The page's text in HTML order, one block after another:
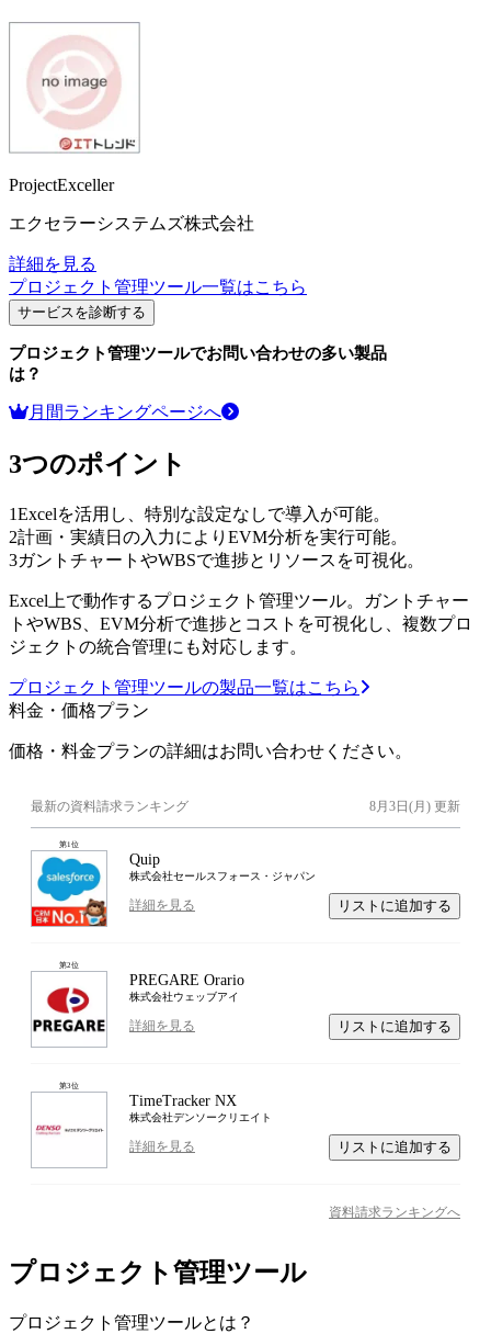
ProjectExceller
エクセラーシステムズ株式会社
詳細を見る
プロジェクト管理ツール一覧はこちら
サービスを診断する
プロジェクト管理ツールでお問い合わせの多い製品
は？
月間ランキングページへ
3つのポイント
1Excelを活用し、特別な設定なしで導入が可能。
2計画・実績日の入力によりEVM分析を実行可能。
3ガントチャートやWBSで進捗とリソースを可視化。
Excel上で動作するプロジェクト管理ツール。ガントチャー
トやWBS、EVM分析で進捗とコストを可視化し、複数プロ
ジェクトの統合管理にも対応します。
プロジェクト管理ツールの製品一覧はこちら
料金・価格プラン
価格・料金プランの詳細はお問い合わせください。
最新の資料請求ランキング 8月3日(月) 更新
第1位
Quip
株式会社セールスフォース・ジャパン
詳細を見る リストに追加する
第2位
PREGARE Orario
株式会社ウェッブアイ
詳細を見る リストに追加する
第3位
TimeTracker NX
株式会社デンソークリエイト
詳細を見る リストに追加する
資料請求ランキングへ
プロジェクト管理ツール
プロジェクト管理ツールとは？